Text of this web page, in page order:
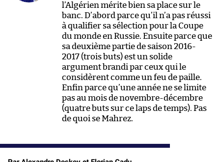
l’Algérien mérite bien sa place sur le
banc. D’abord parce qu’il n’a pas réussi
à qualifier sa sélection pour la Coupe
du monde en Russie. Ensuite parce que
sa deuxième partie de saison 2016-
2017 (trois buts) est un solide
argument brandi par ceux qui le
considèrent comme un feu de paille.
Enfin parce qu’une année ne se limite
pas au mois de novembre-décembre
(quatre buts sur ce laps de temps). Pas
de quoi se Mahrez.